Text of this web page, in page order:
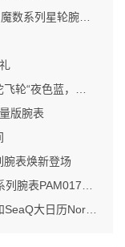
腕表焕新双面登场
，云50”陶瓷腕表
版腕表
表焕新登场
性设计融合高科技材质
Tide限量版腕表